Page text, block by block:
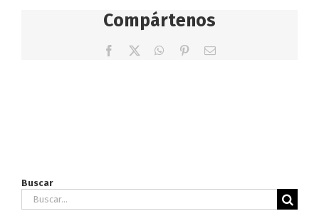
Compártenos
Facebook WhatsApp
PinterestCorreo
Buscar
Buscar: